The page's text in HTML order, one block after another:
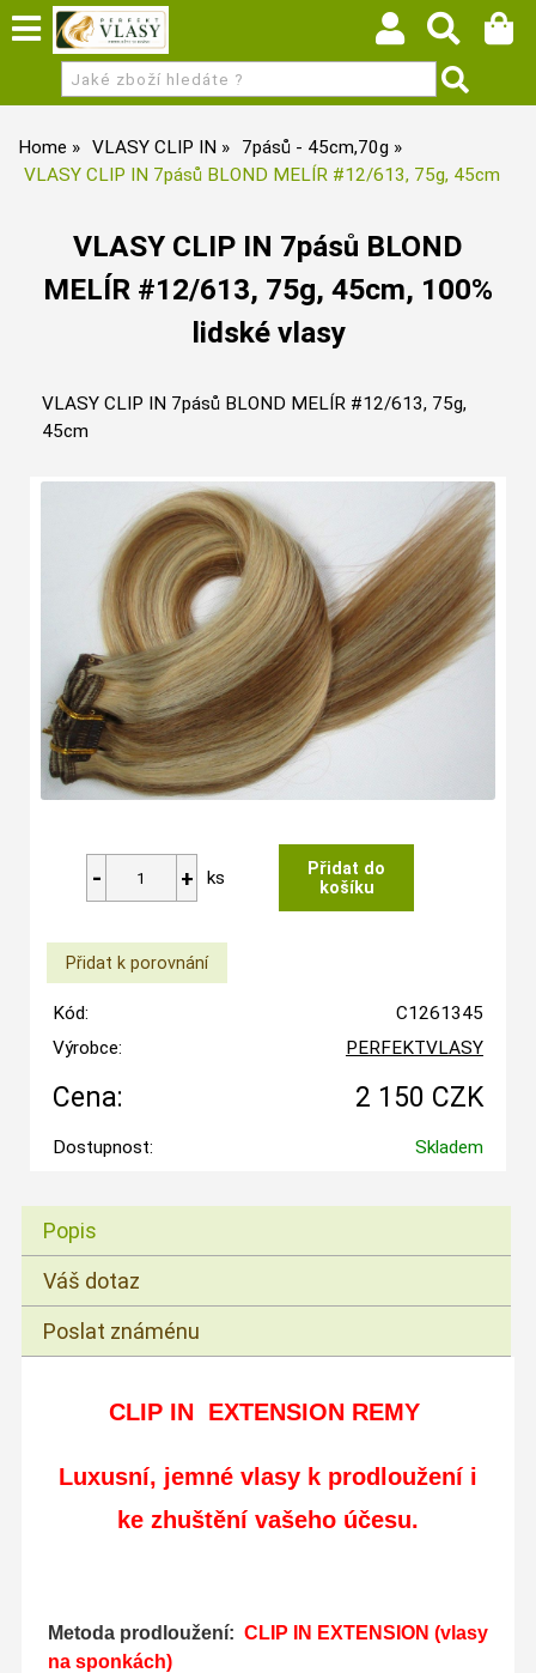
Home VLASY CLIP IN
7pásů - 45cm,70g
VLASY CLIP IN 7pásů BLOND MELÍR #12/613, 75g, 45cm
VLASY CLIP IN 7pásů BLOND
MELÍR #12/613, 75g, 45cm, 100%
lidské vlasy
VLASY CLIP IN 7pásů BLOND MELÍR #12/613, 75g,
45cm
ks
Kód:
C1261345
Výrobce:
PERFEKTVLASY
Cena: 2 150 CZK
Dostupnost: Skladem
Popis
Váš dotaz
Poslat známénu
CLIP IN EXTENSION REMY
Luxusní, jemné vlasy k prodloužení i
ke zhuštění vašeho účesu.
Metoda prodloužení: CLIP IN EXTENSION (vlasy
na sponkách)